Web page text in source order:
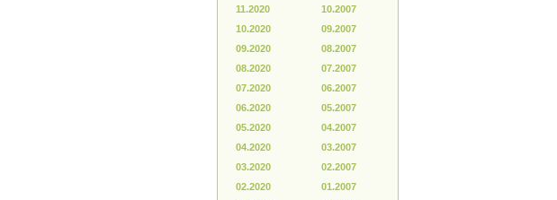
11.2020
10.2020
09.2020
08.2020
07.2020
06.2020
05.2020
04.2020
03.2020
02.2020
10.2007
09.2007
08.2007
07.2007
06.2007
05.2007
04.2007
03.2007
02.2007
01.2007